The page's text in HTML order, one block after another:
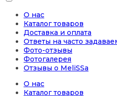
О нас
Каталог товаров
Доставка и оплата
Ответы на часто
Фото-отзывы
Фотогалерея
Отзывы о MeliSSa
О нас
Каталог товаров